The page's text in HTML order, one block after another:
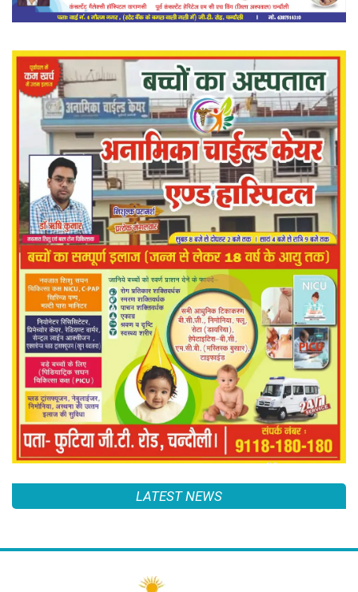
LATEST NEWS